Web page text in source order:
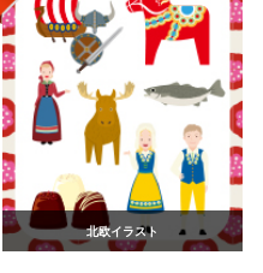
北欧イラスト